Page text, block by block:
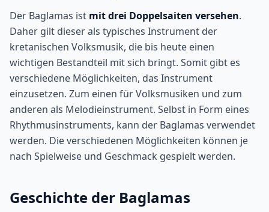
Der Baglamas ist mit drei Doppelsaiten versehen.
Daher gilt dieser als typisches Instrument der
kretanischen Volksmusik, die bis heute einen
wichtigen Bestandteil mit sich bringt. Somit gibt es
verschiedene Möglichkeiten, das Instrument
einzusetzen. Zum einen für Volksmusiken und zum
anderen als Melodieinstrument. Selbst in Form eines
Rhythmusinstruments, kann der Baglamas verwendet
werden. Die verschiedenen Möglichkeiten können je
nach Spielweise und Geschmack gespielt werden.
Geschichte der Baglamas